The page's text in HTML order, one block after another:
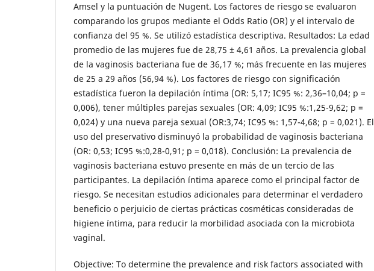
Amsel y la puntuación de Nugent. Los factores de riesgo se evaluaron
comparando los grupos mediante el Odds Ratio (OR) y el intervalo de
confianza del 95 %. Se utilizó estadística descriptiva. Resultados: La edad
promedio de las mujeres fue de 28,75 ± 4,61 años. La prevalencia global
de la vaginosis bacteriana fue de 36,17 %; más frecuente en las mujeres
de 25 a 29 años (56,94 %). Los factores de riesgo con significación
estadística fueron la depilación íntima (OR: 5,17; IC95 %: 2,36–10,04; p =
0,006), tener múltiples parejas sexuales (OR: 4,09; IC95 %:1,25-9,62; p =
0,024) y una nueva pareja sexual (OR:3,74; IC95 %: 1,57-4,68; p = 0,021). El
uso del preservativo disminuyó la probabilidad de vaginosis bacteriana
(OR: 0,53; IC95 %:0,28-0,91; p = 0,018). Conclusión: La prevalencia de
vaginosis bacteriana estuvo presente en más de un tercio de las
participantes. La depilación íntima aparece como el principal factor de
riesgo. Se necesitan estudios adicionales para determinar el verdadero
beneficio o perjuicio de ciertas prácticas cosméticas consideradas de
higiene íntima, para reducir la morbilidad asociada con la microbiota
vaginal.
Objective: To determine the prevalence and risk factors associated with